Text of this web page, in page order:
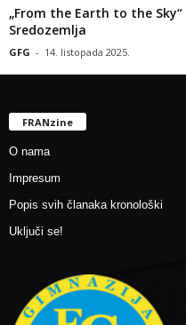
„From the Earth to the
Sredozemlja
GFG - 14. listopada 2025.
FRANzine
O nama
Impresum
Popis svih članaka kronološki
Uključi se!